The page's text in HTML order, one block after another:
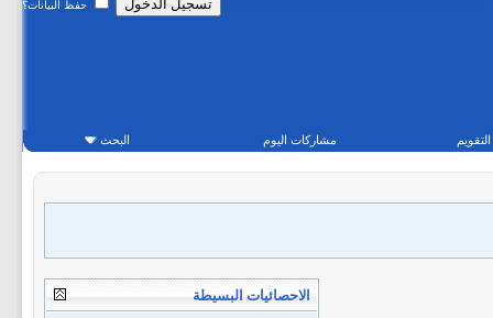
حفظ البيانات؟
التقويم مشاركات اليوم البحث
الاحصائيات البسيطة